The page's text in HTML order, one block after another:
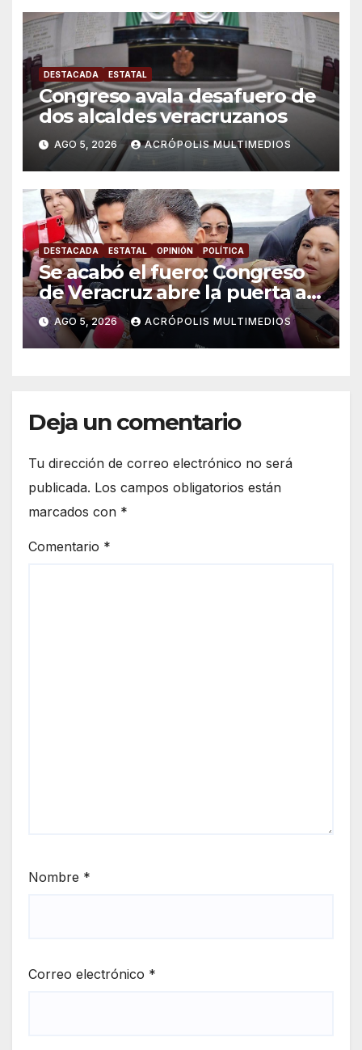
DESTACADA ESTATAL
Congreso avala desafuero de
dos alcaldes veracruzanos
AGO 5, 2026 ACRÓPOLIS MULTIMEDIOS
DESTACADA ESTATAL OPINIÓN POLÍTICA
Se acabó el fuero: Congreso
de Veracruz abre la puerta a
proceso penal contra alcalde
de Úrsulo Galván
AGO 5, 2026 ACRÓPOLIS MULTIMEDIOS
Deja un comentario
Tu dirección de correo electrónico no será
publicada. Los campos obligatorios están
marcados con *
Comentario *
Nombre *
Correo electrónico *